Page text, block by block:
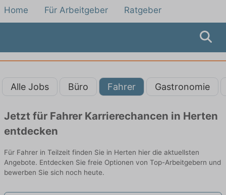
Home Für Arbeitgeber Ratgeber
Alle Jobs Büro Fahrer Gastronomie
Jetzt für Fahrer Karrierechancen in Herten
entdecken
Für Fahrer in Teilzeit finden Sie in Herten hier die aktuellsten
Angebote. Entdecken Sie freie Optionen von Top-Arbeitgebern und
bewerben Sie sich noch heute.